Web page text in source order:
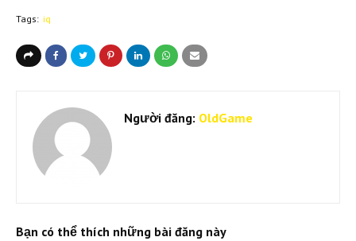
Tags: iq
Người đăng: OldGame
Bạn có thể thích những bài đăng này